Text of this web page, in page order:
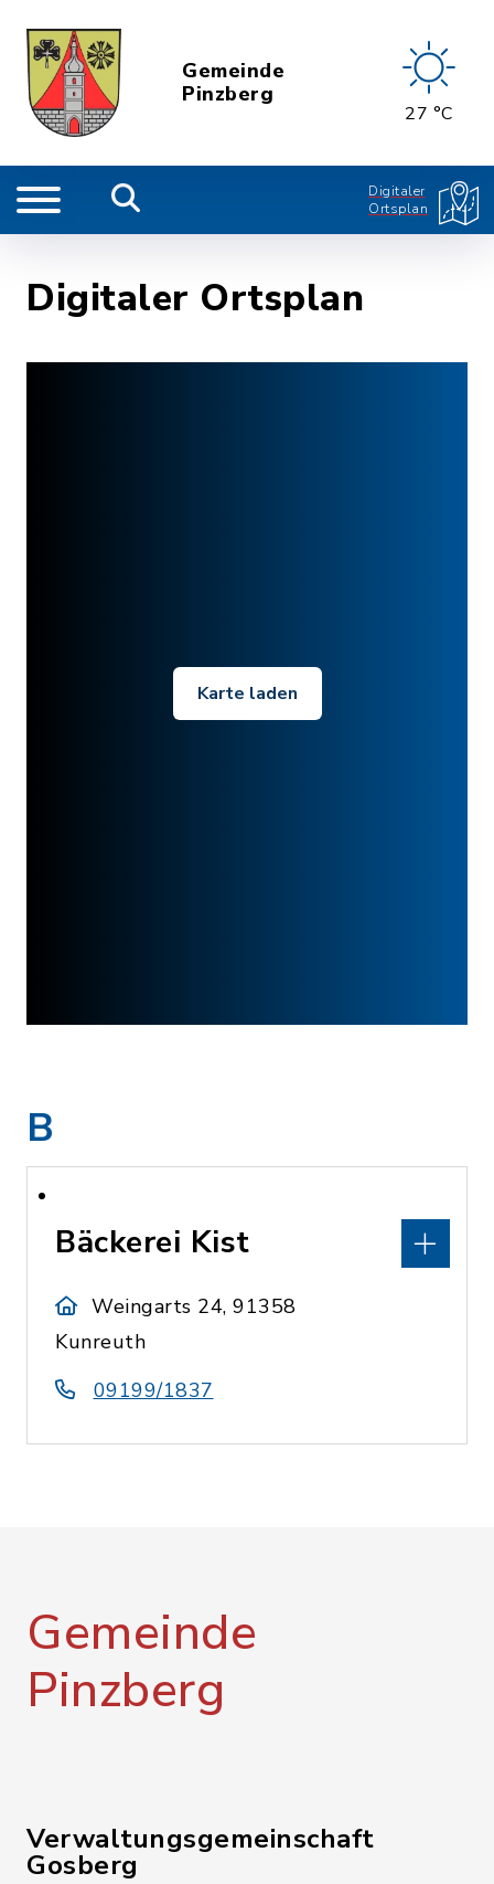
Gemeinde
Pinzberg
27 °C
Digitaler
Ortsplan
Digitaler Ortsplan
Karte laden
B
Bäckerei Kist
Weingarts 24, 91358
Kunreuth
09199/1837
Gemeinde
Pinzberg
Verwaltungsgemeinschaft
Gosberg